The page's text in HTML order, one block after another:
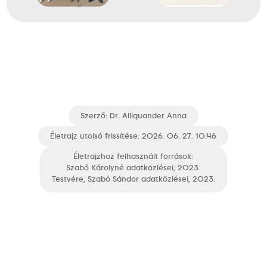
Szerző: Dr. Alliquander Anna
Életrajz utolsó frissítése: 2026. 06. 27. 10:46
Életrajzhoz felhasznált források:
Szabó Károlyné adatközlései, 2023.
Testvére, Szabó Sándor adatközlései, 2023.